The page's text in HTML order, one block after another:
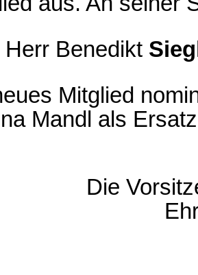
Benedikt
Mitglied
Mandl als
Die